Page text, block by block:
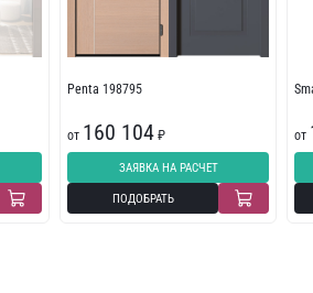
Penta 198795
от 160 104 ₽
ЗАЯВКА НА РАСЧЕТ
ПОДОБРАТЬ
от